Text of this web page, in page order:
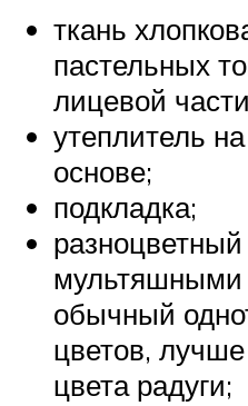
ткань
пастельных
лицевой
утеплитель
основе;
подкладка;
мультяшными
обычный
цветов, лучше
цвета радуги;